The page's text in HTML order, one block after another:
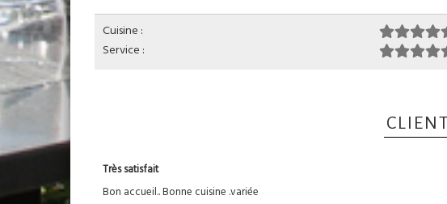
Cuisine :
Service :
Très satisfait
Bon accueil.. Bonne cuisine .variée